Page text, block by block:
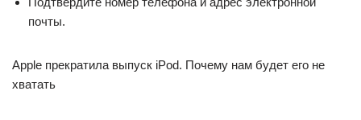
почты.
Apple прекратила выпуск iPod. Почему нам будет его не
хватать